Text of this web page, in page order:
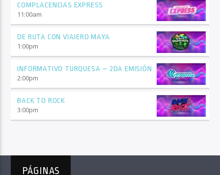
COMPLACENCIAS EXPRESS
11:00am
DE RUTA CON VIAJERO MAYA
1:00pm
INFORMATIVO TURQUESA – 2DA EMISIÓN
2:00pm
BACK TO ROCK
3:00pm
PÁGINAS